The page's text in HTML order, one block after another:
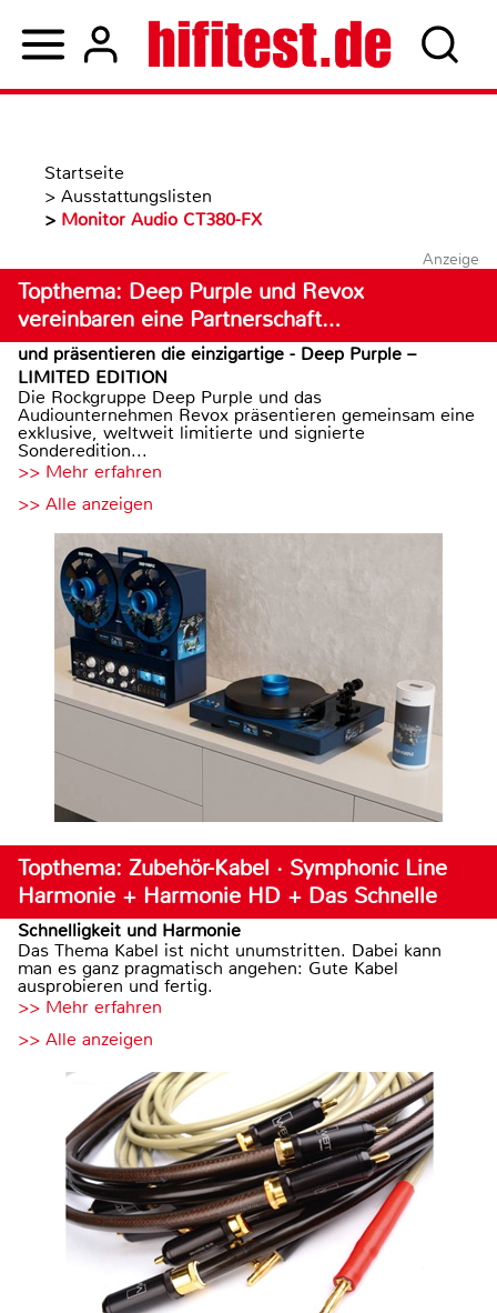
Startseite
> Ausstattungslisten
> Monitor Audio CT380-FX
Anzeige
Topthema: Deep Purple und Revox
vereinbaren eine Partnerschaft…
und präsentieren die einzigartige - Deep Purple –
LIMITED EDITION
Die Rockgruppe Deep Purple und das
Audiounternehmen Revox präsentieren gemeinsam eine
exklusive, weltweit limitierte und signierte
Sonderedition...
>> Mehr erfahren
>> Alle anzeigen
Topthema: Zubehör-Kabel · Symphonic Line
Harmonie + Harmonie HD + Das Schnelle
Schnelligkeit und Harmonie
Das Thema Kabel ist nicht unumstritten. Dabei kann
man es ganz pragmatisch angehen: Gute Kabel
ausprobieren und fertig.
>> Mehr erfahren
>> Alle anzeigen